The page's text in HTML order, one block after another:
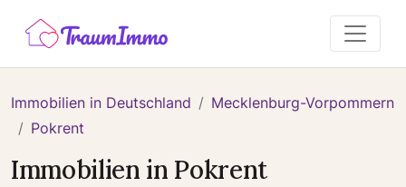
Immobilien in Deutschland
Mecklenburg-Vorpommern
Pokrent
Immobilien in Pokrent